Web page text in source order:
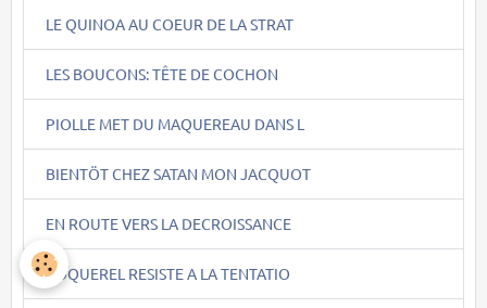
LE QUINOA AU COEUR DE LA STRAT
LES BOUCONS: TÊTE DE COCHON
PIOLLE MET DU MAQUEREAU DANS L
BIENTÖT CHEZ SATAN MON JACQUOT
EN ROUTE VERS LA DECROISSANCE
COQUEREL RESISTE A LA TENTATIO